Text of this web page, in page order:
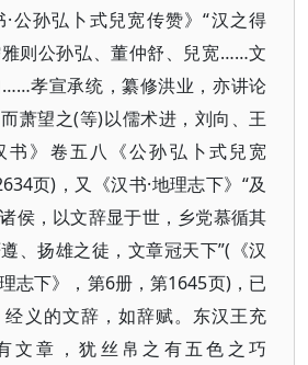
公孙弘卜式兒宽传赞》“汉之得
则公孙弘、董仲舒、兒宽……文
孝宣承统，纂修洪业，亦讲论
萧望之(等)以儒术进，刘向、王
书》卷五八《公孙弘卜式兒宽
页)，又《汉书·地理志下》“及
侯，以文辞显于世，乡党慕循其
、扬雄之徒，文章冠天下”(《汉
志下》，第6册，第1645页)，已
义的文辞，如辞赋。东汉王充
文章，犹丝帛之有五色之巧